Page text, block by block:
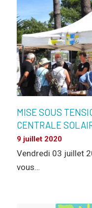
MISE SOUS
CENTRALE
9 juillet 2020
Vendredi 03 juillet
vous…